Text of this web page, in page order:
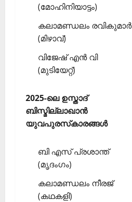
(മോഹിനിയാട്ടം)
കലാമണ്ഡലം രവികുമാര്‍
(മിഴാവ്)
വിജേഷ് എന്‍ വി
(മുടിയേറ്റ്)
2025-ലെ ഉസ്താദ്
ബിസ്മില്ലാഖാന്‍
യുവപുരസ്‌കാരങ്ങള്‍
ബി എസ് പ്രശാന്ത്
(മൃദംഗം)
കലാമണ്ഡലം നീരജ്
(കഥകളി)